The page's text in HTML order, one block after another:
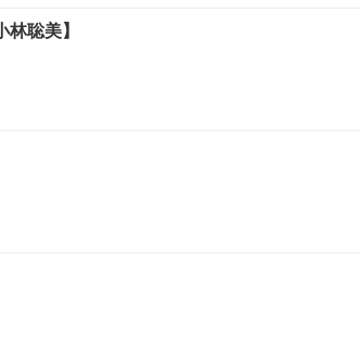
聡美】